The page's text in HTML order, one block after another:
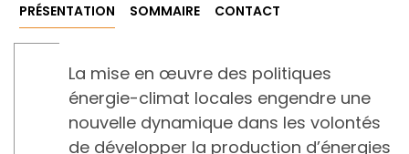
PRÉSENTATION SOMMAIRE CONTACT
La mise en œuvre des politiques
énergie-climat locales engendre une
nouvelle dynamique dans les volontés
de développer la production d’énergies